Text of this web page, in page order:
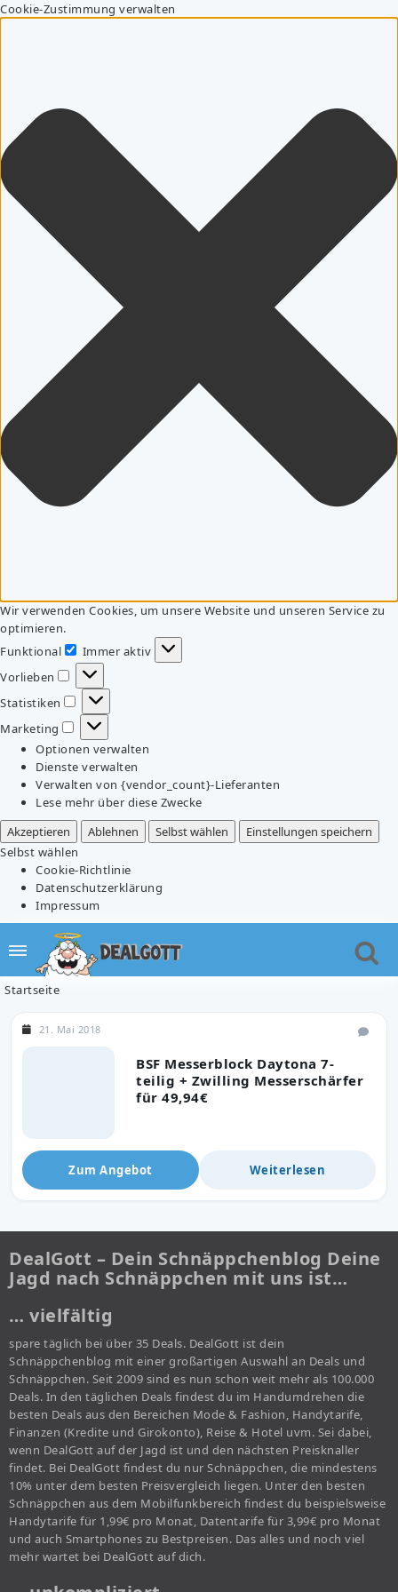
Cookie-Zustimmung verwalten
Wir verwenden Cookies, um unsere Website und unseren Service zu
optimieren.
Funktional
Funktional
Immer aktiv
Vorlieben
Vorlieben
Statistiken
Statistiken
Marketing
Marketing
Optionen verwalten
Dienste verwalten
Verwalten von {vendor_count}-Lieferanten
Lese mehr über diese Zwecke
Akzeptieren
Ablehnen Selbst wählen
Einstellungen speichern
Selbst wählen
Cookie-Richtlinie
Datenschutzerklärung
Impressum
Startseite
BSF Messerblock Daytona 7-
teilig + Zwilling Messerschärfer
für 49,94€
21. Mai 2018
Zum Angebot Weiterlesen
DealGott – Dein Schnäppchenblog Deine
Jagd nach Schnäppchen mit uns ist…
… vielfältig
spare täglich bei über 35 Deals. DealGott ist dein
Schnäppchenblog mit einer großartigen Auswahl an Deals und
Schnäppchen. Seit 2009 sind es nun schon weit mehr als 100.000
Deals. In den täglichen Deals findest du im Handumdrehen die
besten Deals aus den Bereichen Mode & Fashion, Handytarife,
Finanzen (Kredite und Girokonto), Reise & Hotel uvm. Sei dabei,
wenn DealGott auf der Jagd ist und den nächsten Preisknaller
findet. Bei DealGott findest du nur Schnäppchen, die mindestens
10% unter dem besten Preisvergleich liegen. Unter den besten
Schnäppchen aus dem Mobilfunkbereich findest du beispielsweise
Handytarife für 1,99€ pro Monat, Datentarife für 3,99€ pro Monat
und auch Smartphones zu Bestpreisen. Das alles und noch viel
mehr wartet bei DealGott auf dich.